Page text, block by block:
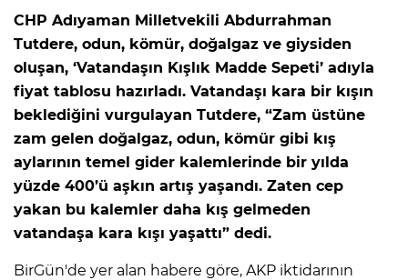
CHP Adıyaman Milletvekili Abdurrahman
Tutdere, odun, kömür, doğalgaz ve giysiden
oluşan, ‘Vatandaşın Kışlık Madde Sepeti’ adıyla
fiyat tablosu hazırladı. Vatandaşı kara bir kışın
beklediğini vurgulayan Tutdere, “Zam üstüne
zam gelen doğalgaz, odun, kömür gibi kış
aylarının temel gider kalemlerinde bir yılda
yüzde 400’ü aşkın artış yaşandı. Zaten cep
yakan bu kalemler daha kış gelmeden
vatandaşa kara kışı yaşattı” dedi.
BirGün'de yer alan habere göre, AKP iktidarının